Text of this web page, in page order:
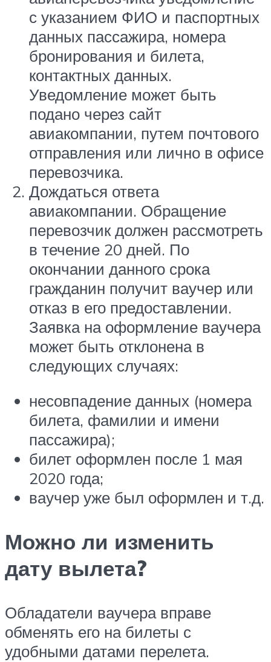
с указанием ФИО и паспортных
данных пассажира, номера
бронирования и билета,
контактных данных.
Уведомление может быть
подано через сайт
авиакомпании, путем почтового
отправления или лично в офисе
перевозчика.
Дождаться ответа
авиакомпании. Обращение
перевозчик должен рассмотреть
в течение 20 дней. По
окончании данного срока
гражданин получит ваучер или
отказ в его предоставлении.
Заявка на оформление ваучера
может быть отклонена в
следующих случаях:
несовпадение данных (номера
билета, фамилии и имени
пассажира);
билет оформлен после 1 мая
2020 года;
ваучер уже был оформлен и т.д.
Можно ли изменить
дату вылета?
Обладатели ваучера вправе
обменять его на билеты с
удобными датами перелета.